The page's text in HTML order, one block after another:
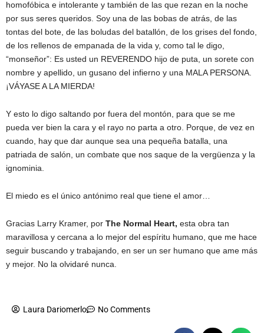
homofóbica e intolerante y también de las que rezan en la noche
por sus seres queridos. Soy una de las bobas de atrás, de las
tontas del bote, de las boludas del batallón, de los grises del fondo,
de los rellenos de empanada de la vida y, como tal le digo,
“monseñor”: Es usted un REVERENDO hijo de puta, un sorete con
nombre y apellido, un gusano del infierno y una MALA PERSONA.
¡VÁYASE A LA MIERDA!
Y esto lo digo saltando por fuera del montón, para que se me
pueda ver bien la cara y el rayo no parta a otro. Porque, de vez en
cuando, hay que dar aunque sea una pequeña batalla, una
patriada de salón, un combate que nos saque de la vergüenza y la
ignominia.
El miedo es el único antónimo real que tiene el amor…
Gracias Larry Kramer, por The Normal Heart, esta obra tan
maravillosa y cercana a lo mejor del espíritu humano, que me hace
seguir buscando y trabajando, en ser un ser humano que ame más
y mejor. No la olvidaré nunca.
Laura Dariomerlo No Comments